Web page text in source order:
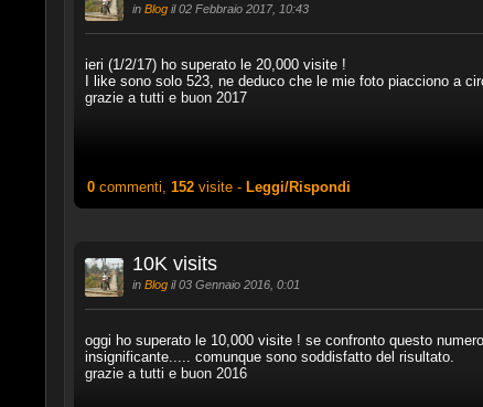
in Blogil 02 Febbraio 2017, 10:43
ieri (1/2/17) ho superato le 20,000 visite !
I like sono solo 523, ne deduco che le mie foto piacciono a
grazie a tutti e buon 2017
0commenti, 152visite - Leggi/Rispondi
10K visits
in Blogil 03 Gennaio 2016, 0:01
oggi ho superato le 10,000 visite ! se confronto questo
insignificante..... comunque sono soddisfatto del risultato.
grazie a tutti e buon 2016